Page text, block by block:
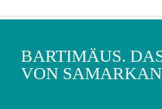
BARTIMÄUS.
VON